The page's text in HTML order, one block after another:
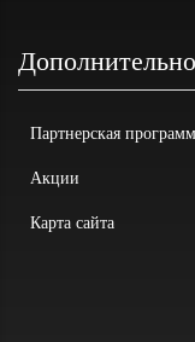
Дополнительно
Партнерская
Акции
Карта сайта